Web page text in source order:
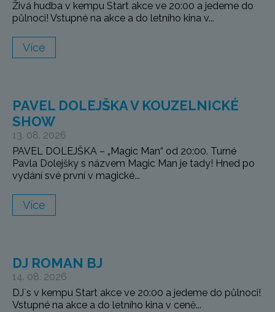
Živá hudba v kempu Start akce ve 20:00 a jedeme do
půlnoci! Vstupné na akce a do letního kina v...
Více
PAVEL DOLEJŠKA V KOUZELNICKÉ
SHOW
13. 08. 2026
PAVEL DOLEJŠKA – „Magic Man“ od 20:00. Turné
Pavla Dolejšky s názvem Magic Man je tady! Hned po
vydání své první v magické...
Více
DJ ROMAN BJ
14. 08. 2026
DJ`s v kempu Start akce ve 20:00 a jedeme do půlnoci!
Vstupné na akce a do letního kina v ceně...